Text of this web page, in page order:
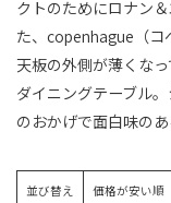
クトのためにロナン
た、copenhague（コ
天板の外側が薄くな
ダイニングテーブル
のおかげで面白味のあ
並び替え 価格が安い順